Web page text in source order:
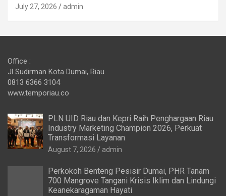
July 27, 2026 admin
Office :
Jl Sudirman Kota Dumai, Riau
0813 6366 3104
www.temporiau.co
PLN UID Riau dan Kepri Raih Penghargaan Riau
Industry Marketing Champion 2026, Perkuat
Transformasi Layanan
August 7, 2026 admin
Perkokoh Benteng Pesisir Dumai, PHR Tanam
700 Mangrove Tangani Krisis Iklim dan Lindungi
Keanekaragaman Hayati